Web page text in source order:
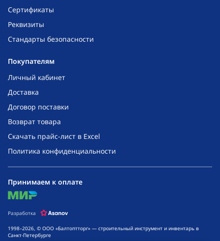
Сертификаты
Реквизиты
Стандарты безопасности
Покупателям
Личный кабинет
Доставка
Договор поставки
Возврат товара
Скачать прайс-лист в Excel
Политика конфиденциальности
1998–2026, © ООО «Балтоптторг» — строительный инструмент и инвентарь в
Санкт-Петербурге
Принимаем к оплате
mir
Разработка